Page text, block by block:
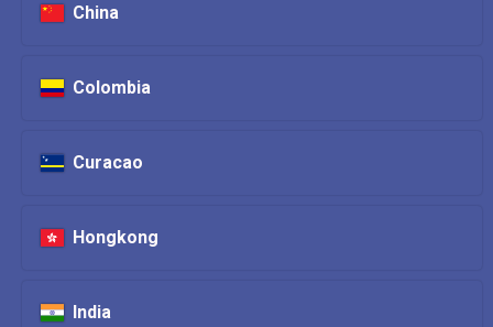
China
Colombia
Curacao
Hongkong
India